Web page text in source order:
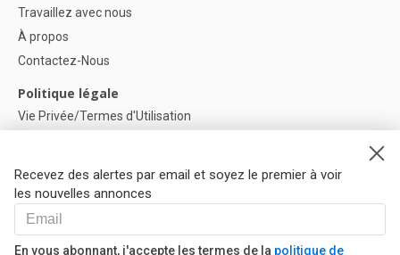
Recevez des alertes par email et soyez le premier à voir
les nouvelles annonces
En vous abonnant, j'accepte les termes de la politique de
Travaillez avec nous
À propos
Contactez-Nous
Politique légale
Vie Privée/Termes d'Utilisation
Paramètres des cookies
Aide
FAQ